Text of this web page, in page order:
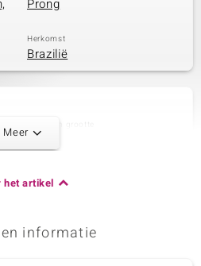
Prong
Herkomst
Brazilië
10 à 1,3 mm
Rond geslepen
Meer
het artikel
informatie